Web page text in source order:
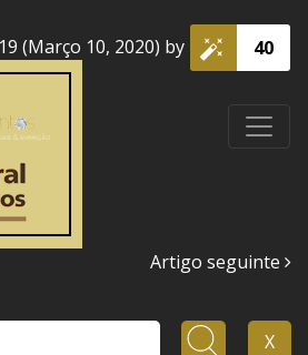
40
(Março 10, 2020) by kriacao
nos PostsArtigo seguinte
X